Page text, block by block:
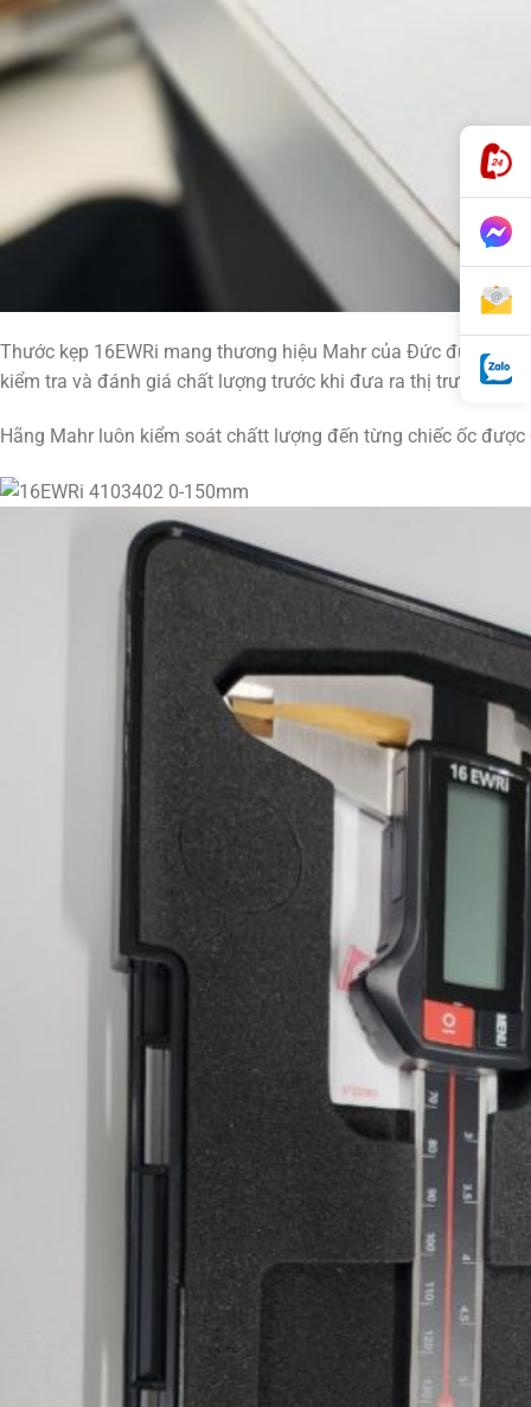
Thước kẹp 16EWRi mang thương hiệu Mahr của Đức được
kiểm tra và đánh giá chất lượng trước khi đưa ra thị trường.
Hãng Mahr luôn kiểm soát chấtt lượng đến từng chiếc ốc